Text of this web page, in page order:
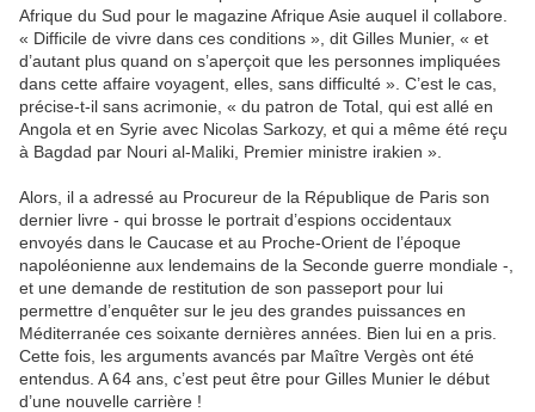
Afrique du Sud pour le magazine Afrique Asie auquel il collabore.
« Difficile de vivre dans ces conditions », dit Gilles Munier, « et
d’autant plus quand on s’aperçoit que les personnes impliquées
dans cette affaire voyagent, elles, sans difficulté ». C’est le cas,
précise-t-il sans acrimonie, « du patron de Total, qui est allé en
Angola et en Syrie avec Nicolas Sarkozy, et qui a même été reçu
à Bagdad par Nouri al-Maliki, Premier ministre irakien ».
Alors, il a adressé au Procureur de la République de Paris son
dernier livre - qui brosse le portrait d’espions occidentaux
envoyés dans le Caucase et au Proche-Orient de l’époque
napoléonienne aux lendemains de la Seconde guerre mondiale -,
et une demande de restitution de son passeport pour lui
permettre d’enquêter sur le jeu des grandes puissances en
Méditerranée ces soixante dernières années. Bien lui en a pris.
Cette fois, les arguments avancés par Maître Vergès ont été
entendus. A 64 ans, c’est peut être pour Gilles Munier le début
d’une nouvelle carrière !